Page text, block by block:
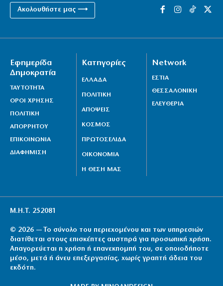
Ακολουθήστε μας ⟶
Εφημερίδα
Δημοκρατία
ΤΑΥΤΟΤΗΤΑ
ΟΡΟΙ ΧΡΗΣΗΣ
ΠΟΛΙΤΙΚΗ
ΑΠΟΡΡΗΤΟΥ
ΕΠΙΚΟΙΝΩΝΙΑ
ΔΙΑΦΗΜΙΣΗ
Κατηγορίες
ΕΛΛΑΔΑ
ΠΟΛΙΤΙΚΗ
ΑΠΟΨΕΙΣ
ΚΟΣΜΟΣ
ΠΡΩΤΟΣΕΛΙΔΑ
ΟΙΚΟΝΟΜΙΑ
Η ΘΕΣΗ ΜΑΣ
Network
ΕΣΤΙΑ
ΘΕΣΣΑΛΟΝΙΚΗ
ΕΛΕΥΘΕΡΙΑ
Μ.Η.Τ. 252081
© 2026 — Το σύνολο του περιεχομένου και των υπηρεσιών
διατίθεται στους επισκέπτες αυστηρά για προσωπική χρήση.
Απαγορεύεται η χρήση ή επανεκπομπή του, σε οποιοδήποτε
μέσο, μετά ή άνευ επεξεργασίας, χωρίς γραπτή άδεια του
εκδότη.